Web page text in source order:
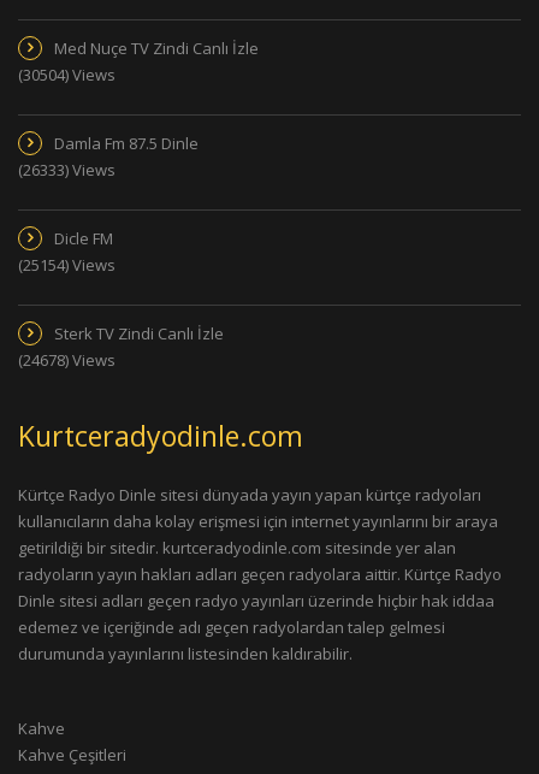
Med Nuçe TV Zindi Canlı İzle
(30504) Views
Damla Fm 87.5 Dinle
(26333) Views
Dicle FM
(25154) Views
Sterk TV Zindi Canlı İzle
(24678) Views
Kurtceradyodinle.com
Kürtçe Radyo Dinle sitesi dünyada yayın yapan kürtçe radyoları
kullanıcıların daha kolay erişmesi için internet yayınlarını bir araya
getirildiği bir sitedir. kurtceradyodinle.com sitesinde yer alan
radyoların yayın hakları adları geçen radyolara aittir. Kürtçe Radyo
Dinle sitesi adları geçen radyo yayınları üzerinde hiçbir hak iddaa
edemez ve içeriğinde adı geçen radyolardan talep gelmesi
durumunda yayınlarını listesinden kaldırabilir.
Kahve
Kahve Çeşitleri